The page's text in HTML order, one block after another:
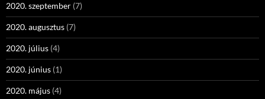
2020. szeptember (7)
2020. augusztus (7)
2020. július (4)
2020. június (1)
2020. május (4)